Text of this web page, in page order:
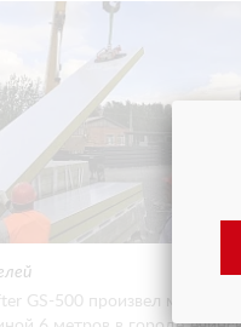
GS-500 произвел монтаж